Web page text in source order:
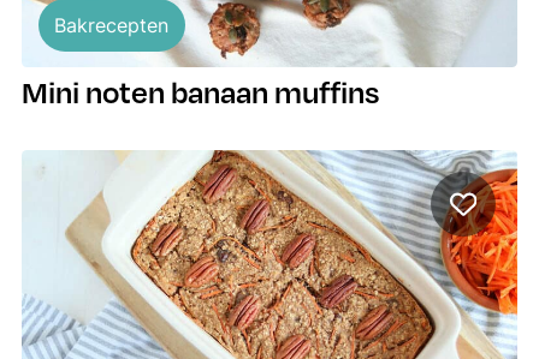
Bakrecepten
Mini noten banaan muffins